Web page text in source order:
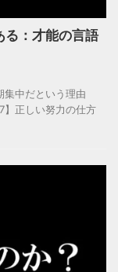
る：才能の言語
中だという理由
】正しい努力の仕方